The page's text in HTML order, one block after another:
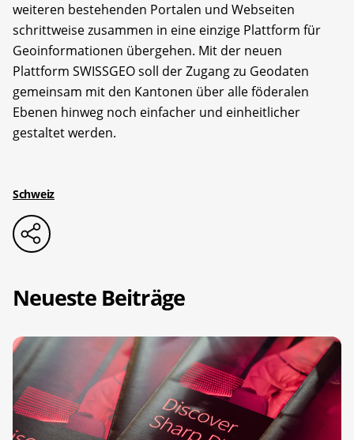
weiteren bestehenden Portalen und Webseiten
schrittweise zusammen in eine einzige Plattform für
Geoinformationen übergehen. Mit der neuen
Plattform SWISSGEO soll der Zugang zu Geodaten
gemeinsam mit den Kantonen über alle föderalen
Ebenen hinweg noch einfacher und einheitlicher
gestaltet werden.
Schweiz
Neueste Beiträge